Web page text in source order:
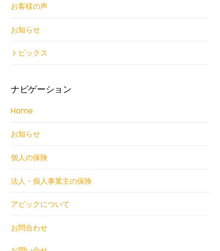
お客様の声
お知らせ
トピックス
ナビゲーション
Home
お知らせ
個人の保険
法人・個人事業主の保険
アピックについて
お問合わせ